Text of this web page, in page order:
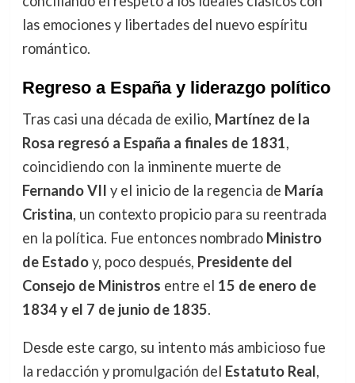
las emociones y libertades del nuevo espíritu
romántico.
Regreso a España y liderazgo político
Tras casi una década de exilio, Martínez de la
Rosa regresó a España a finales de 1831,
coincidiendo con la inminente muerte de
Fernando VII y el inicio de la regencia de María
Cristina, un contexto propicio para su reentrada
en la política. Fue entonces nombrado Ministro
de Estadoy, poco después, Presidente del
Consejo de Ministros entre el 15 de enero de
1834 y el 7 de junio de 1835.
Desde este cargo, su intento más ambicioso fue
la redacción y promulgación del Estatuto Real,